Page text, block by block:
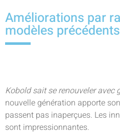
Améliorations par
modèles précédents
Kobold sait se renouveler avec
nouvelle génération apporte son
passent pas inaperçues. Les
sont impressionnantes.